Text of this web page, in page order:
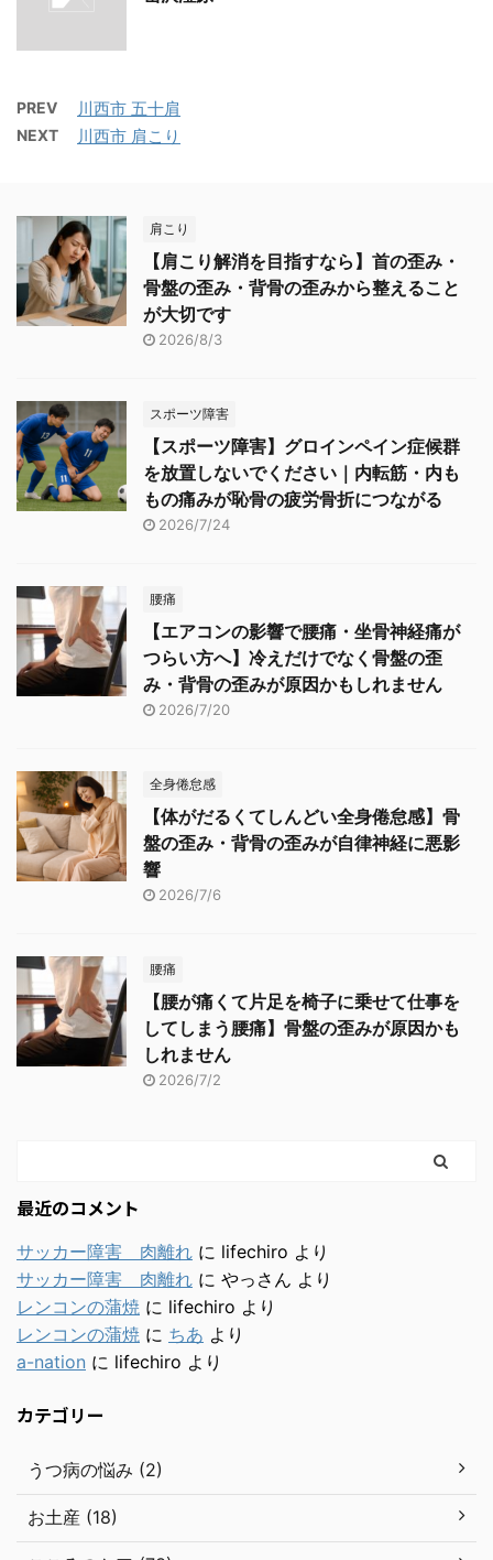
PREV 川西市 五十肩
NEXT 川西市 肩こり
肩こり
【肩こり解消を目指すなら】首の歪み・
骨盤の歪み・背骨の歪みから整えること
が大切です
2026/8/3
スポーツ障害
【スポーツ障害】グロインペイン症候群
を放置しないでください｜内転筋・内も
もの痛みが恥骨の疲労骨折につながる
2026/7/24
腰痛
【エアコンの影響で腰痛・坐骨神経痛が
つらい方へ】冷えだけでなく骨盤の歪
み・背骨の歪みが原因かもしれません
2026/7/20
全身倦怠感
【体がだるくてしんどい全身倦怠感】骨
盤の歪み・背骨の歪みが自律神経に悪影
響
2026/7/6
腰痛
【腰が痛くて片足を椅子に乗せて仕事を
してしまう腰痛】骨盤の歪みが原因かも
しれません
2026/7/2
最近のコメント
サッカー障害 肉離れ に lifechiro より
サッカー障害 肉離れ に やっさん より
レンコンの蒲焼 に lifechiro より
レンコンの蒲焼 に ちあ より
a-nation に lifechiro より
カテゴリー
うつ病の悩み (2)
お土産 (18)